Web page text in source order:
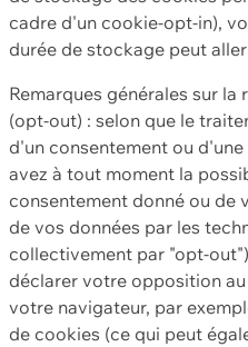
cadre d'un cookie-opt-in),
durée de stockage peut
Remarques générales sur
(opt-out) : selon que le
d'un consentement ou
avez à tout moment la
consentement donné ou de
de vos données par les
collectivement par "opt-
déclarer votre opposition
votre navigateur, par
de cookies (ce qui peut